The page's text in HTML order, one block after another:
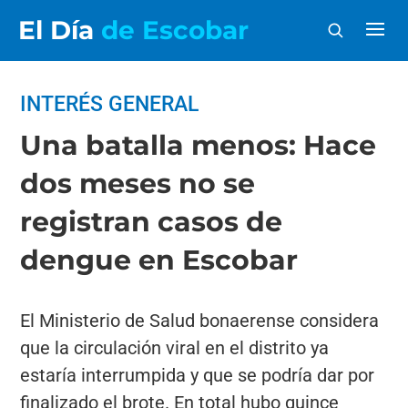
El Día de Escobar
INTERÉS GENERAL
Una batalla menos: Hace
dos meses no se
registran casos de
dengue en Escobar
El Ministerio de Salud bonaerense considera
que la circulación viral en el distrito ya
estaría interrumpida y que se podría dar por
finalizado el brote. En total hubo quince